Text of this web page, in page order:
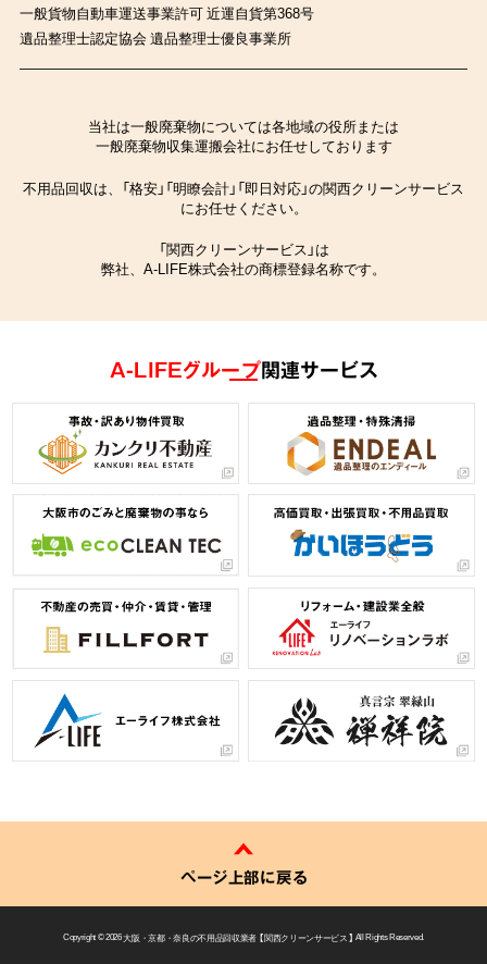
一般貨物自動車運送事業許可 近運自貨第368号
遺品整理士認定協会 遺品整理士優良事業所
当社は一般廃棄物については各地域の役所または
一般廃棄物収集運搬会社にお任せしております
不用品回収は、「格安」「明瞭会計」「即日対応」の関西クリーンサービス
にお任せください。
「関西クリーンサービス」は
弊社、A-LIFE株式会社の商標登録名称です。
A-LIFEグループ関連サービス
ページ上部に戻る
Copyright © 2026大阪・京都・奈良の不用品回収業者 【 関西クリーンサービス 】 All Rights Reserved.